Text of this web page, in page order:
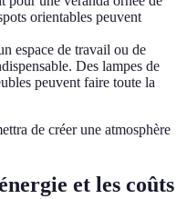
orientables peuvent
espace de travail ou de
Des lampes de
peuvent faire toute la
de créer une atmosphère
et les coûts